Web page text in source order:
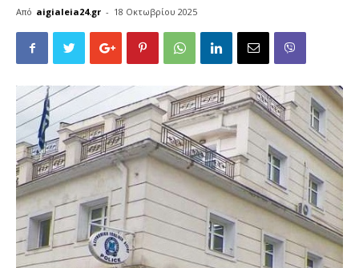
Από aigialeia24.gr - 18 Οκτωβρίου 2025